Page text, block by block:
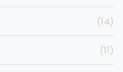
(14)
(11)